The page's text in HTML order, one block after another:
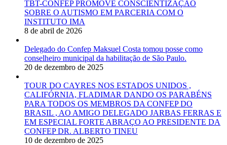
TBT-CONFEP PROMOVE CONSCIENTIZAÇÃO
SOBRE O AUTISMO EM PARCERIA COM O
INSTITUTO IMA
8 de abril de 2026
Delegado do Confep Maksuel Costa tomou posse como
conselheiro municipal da habilitação de São Paulo.
20 de dezembro de 2025
TOUR DO CAYRES NOS ESTADOS UNIDOS ,
CALIFÓRNIA, FLADIMAR DANDO OS PARABÉNS
PARA TODOS OS MEMBROS DA CONFEP DO
BRASIL , AO AMIGO DELEGADO JARBAS FERRAS E
EM ESPECIAL FORTE ABRAÇO AO PRESIDENTE DA
CONFEP DR. ALBERTO TINEU
10 de dezembro de 2025